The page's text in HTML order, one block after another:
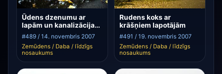
Ūdens dzenumu ar
lapām un kanalizācijas
vāku
#489 / 14. novembris 2007
Zemūdens / Daba / līdzīgs
nosaukums
Rudens koks ar
krāšņiem lapotājām
#491 / 19. novembris 2007
Zemūdens / Daba / līdzīgs
nosaukums